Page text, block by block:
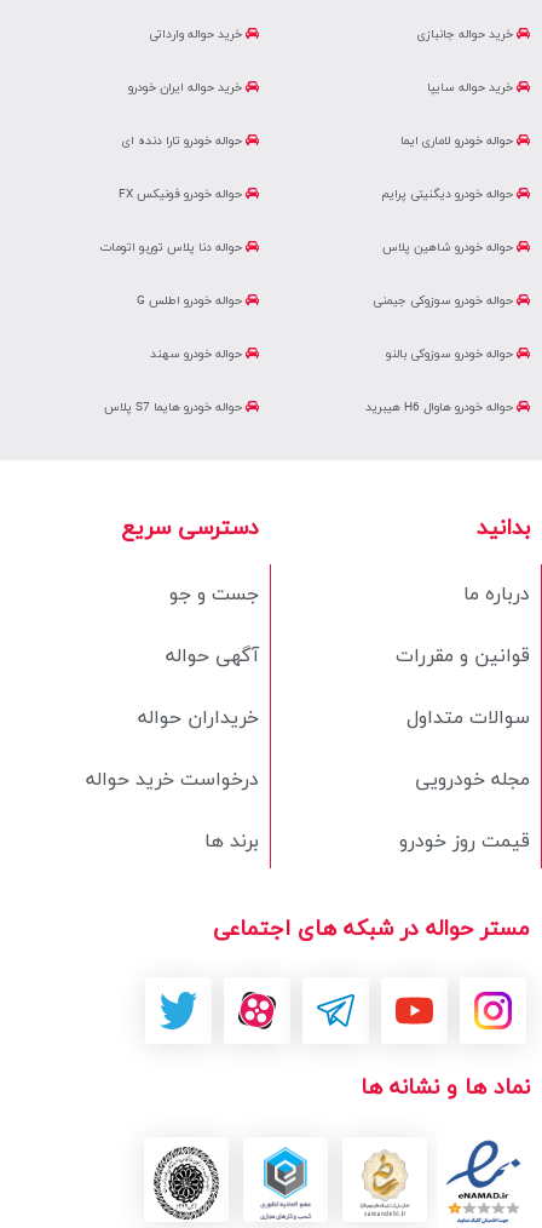
خرید حواله وارداتی خرید حواله جانبازی
خرید حواله ایران خودرو خرید حواله سایپا
حواله خودرو تارا دنده ای حواله خودرو لاماری ایما
حواله خودرو فونیکس FX حواله خودرو دیگنیتی پرایم
حواله دنا پلاس توربو اتومات حواله خودرو شاهین پلاس
حواله خودرو اطلس G حواله خودرو سوزوکی جیمنی
حواله خودرو سهند حواله خودرو سوزوکی بالنو
حواله خودرو هایما S7 پلاس حواله خودرو هاوال H6 هیبرید
دسترسی سریع
جست و جو
آگهی حواله
خریداران حواله
درخواست خرید حواله
برند ها
بدانید
درباره ما
قوانین و مقررات
سوالات متداول
مجله خودرویی
قیمت روز خودرو
مستر حواله در شبکه های اجتماعی
نماد ها و نشانه ها